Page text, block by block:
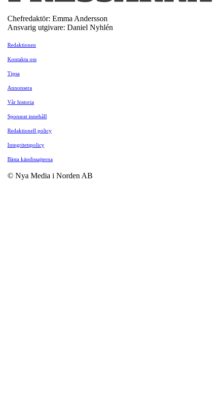
Chefredaktör: Emma Andersson
Ansvarig utgivare: Daniel Nyhlén
Redaktionen
Kontakta oss
Tipsa
Annonsera
Vår historia
Sponsrat innehåll
Redaktionell policy
Integritetspolicy
Bästa kändissajterna
© Nya Media i Norden AB